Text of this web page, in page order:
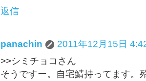
返信
panachin
2011年12月15日
>>シミチョコさん
そうですー。自宅鯖持ってます。